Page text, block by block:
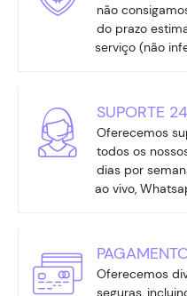
não
do prazo
serviço (não
SUPORTE
Oferecemos
todos os
dias por
ao vivo,
Oferecemos
seguras,